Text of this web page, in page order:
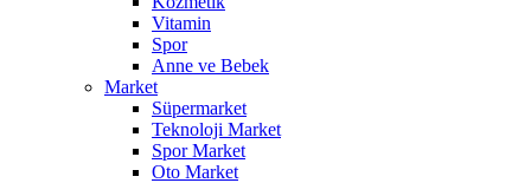
Vitamin
Spor
Anne ve Bebek
Market
Süpermarket
Teknoloji Market
Spor Market
Oto Market